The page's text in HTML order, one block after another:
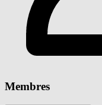
Membres